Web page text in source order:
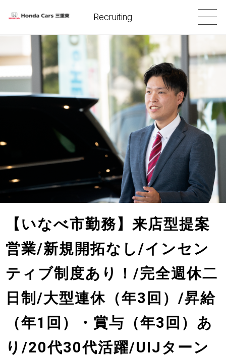
Recruiting
【いなべ市勤務】来店型提案
営業/新規開拓なし/インセン
ティブ制度あり！/完全週休二
日制/大型連休（年3回）/昇給
（年1回）・賞与（年3回）あ
り/20代30代活躍/UIJターン